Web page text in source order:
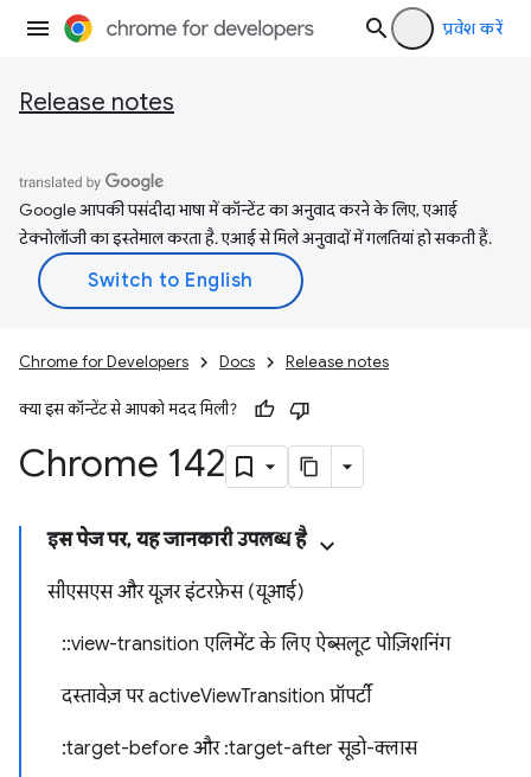
प्रवेश करें
Release notes
Google आपकी पसंदीदा भाषा में कॉन्टेंट का अनुवाद करने के लिए, एआई
टेक्नोलॉजी का इस्तेमाल करता है. एआई से मिले अनुवादों में गलतियां हो सकती हैं.
Chrome for Developers Docs Release notes
क्या इस कॉन्टेंट से आपको मदद मिली?
Chrome 142
इस पेज पर, यह जानकारी उपलब्ध है
सीएसएस और यूज़र इंटरफ़ेस (यूआई)
::view-transition एलिमेंट के लिए ऐब्सलूट पोज़िशनिंग
दस्तावेज़ पर activeViewTransition प्रॉपर्टी
:target-before और :target-after सूडो-क्लास